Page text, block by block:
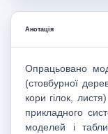
Анотація
Опрацьовано
(стовбурної
кори гілок,
прикладного
моделей і